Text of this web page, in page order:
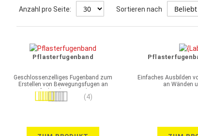
Anzahl pro Seite: Sortieren nach
Pflasterfugenband
Geschlossenzelliges Fugenband zum
Erstellen von Bewegungsfugen an
aufgehenden Bauteilen
Bewertung: (4)
Einfaches Ausbilden
an Wänden